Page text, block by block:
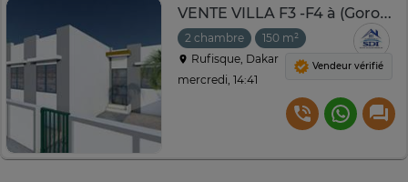
VENTE VILLA F3 -F4 à (Gorom & Kr Moussa) Paiement /mois
2 chambre
150 m²
Rufisque, Dakar
mercredi, 14:41
Vendeur vérifié